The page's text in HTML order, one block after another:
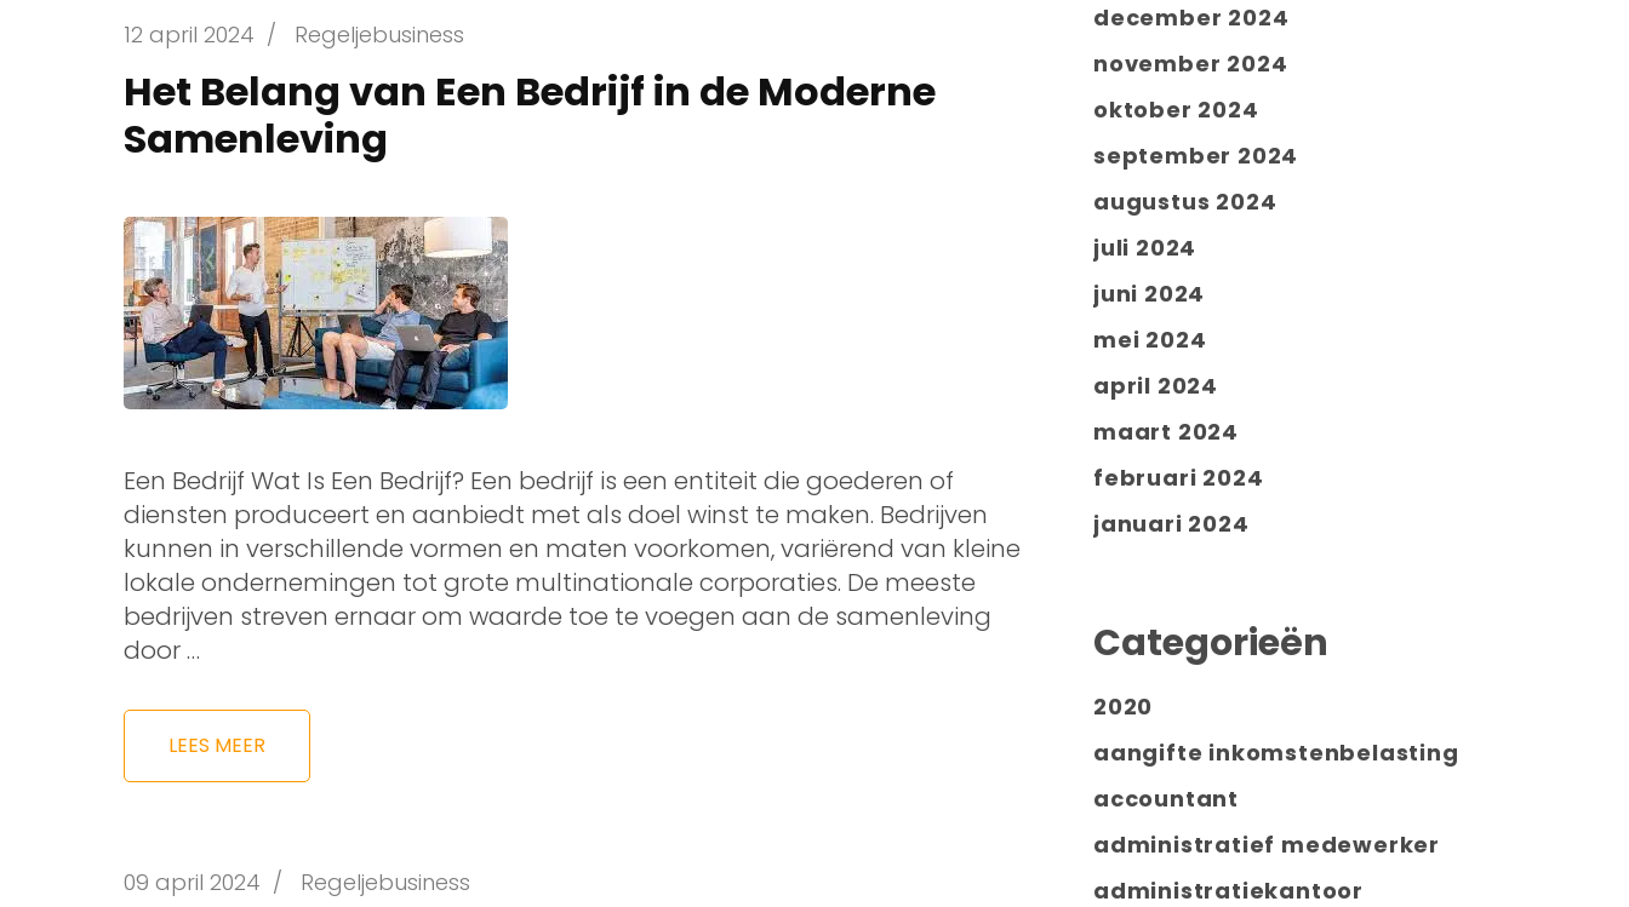
12 april 2024 / Regeljebusiness
Het Belang van Een Bedrijf in de Moderne
Samenleving
Een Bedrijf Wat Is Een Bedrijf? Een bedrijf is een entiteit die goederen of
diensten produceert en aanbiedt met als doel winst te maken. Bedrijven
kunnen in verschillende vormen en maten voorkomen, variërend van kleine
lokale ondernemingen tot grote multinationale corporaties. De meeste
bedrijven streven ernaar om waarde toe te voegen aan de samenleving
door …
LEES MEER
09 april 2024 / Regeljebusiness
december 2024
november 2024
oktober 2024
september 2024
augustus 2024
juli 2024
juni 2024
mei 2024
april 2024
maart 2024
februari 2024
januari 2024
Categorieën
2020
aangifte inkomstenbelasting
accountant
administratief medewerker
administratiekantoor